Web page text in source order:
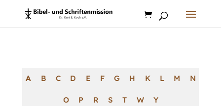
A B C D E F G H K L M N
O P R S T W Y